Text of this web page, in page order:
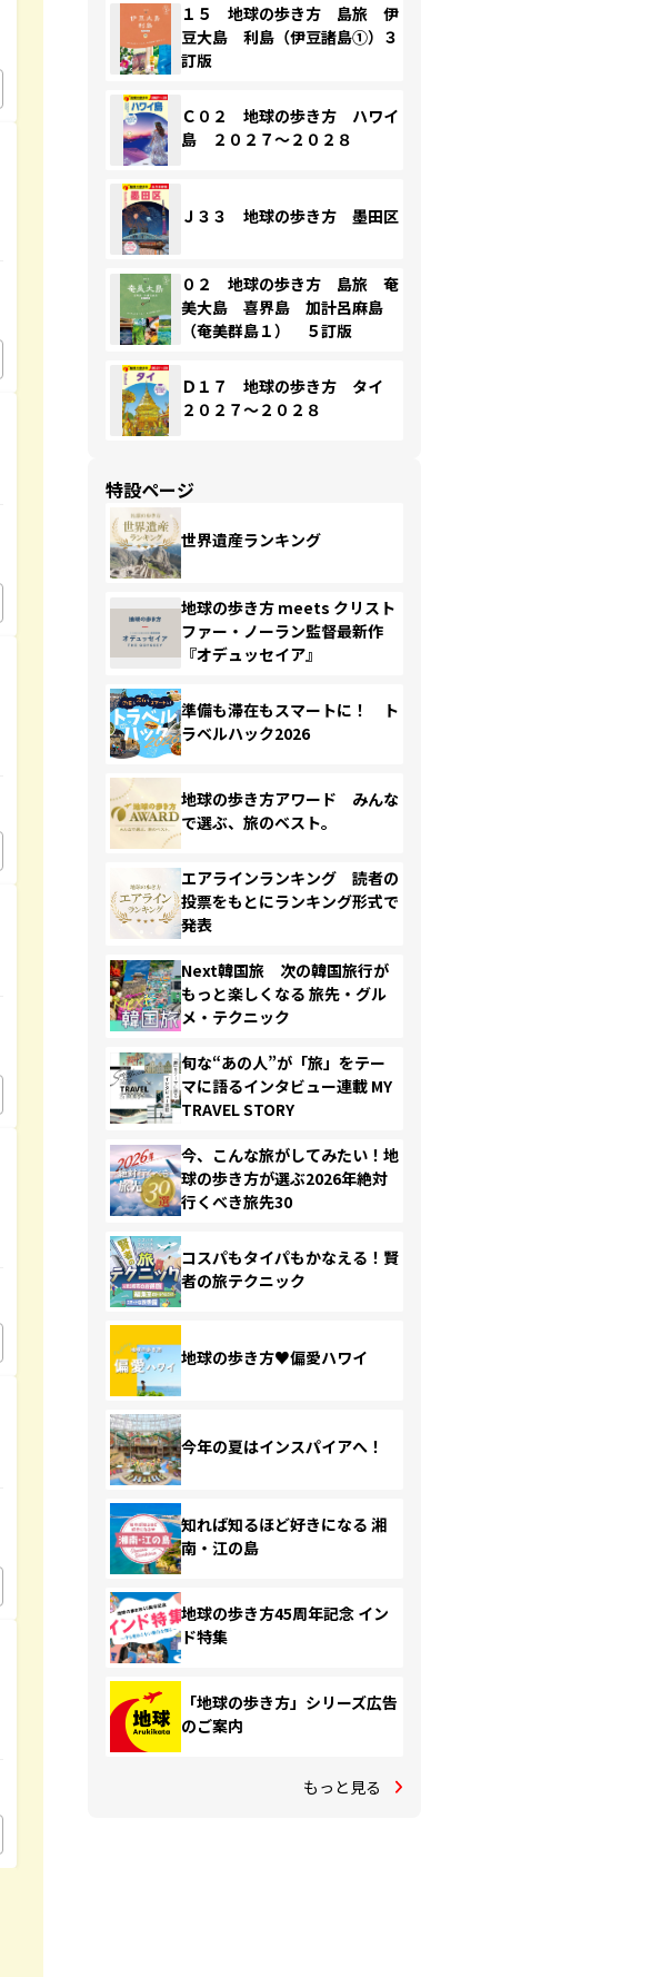
１５ 地球の歩き方 島旅 伊
豆大島 利島（伊豆諸島①）３
訂版
Ｃ０２ 地球の歩き方 ハワイ
島 ２０２７～２０２８
Ｊ３３ 地球の歩き方 墨田区
０２ 地球の歩き方 島旅 奄
美大島 喜界島 加計呂麻島
（奄美群島１） ５訂版
Ｄ１７ 地球の歩き方 タイ
２０２７～２０２８
特設ページ
世界遺産ランキング
地球の歩き方 meets クリスト
ファー・ノーラン監督最新作
『オデュッセイア』
準備も滞在もスマートに！ ト
ラベルハック2026
地球の歩き方アワード みんな
で選ぶ、旅のベスト。
エアラインランキング 読者の
投票をもとにランキング形式で
発表
Next韓国旅 次の韓国旅行が
もっと楽しくなる 旅先・グル
メ・テクニック
旬な“あの人”が「旅」をテー
マに語るインタビュー連載 MY
TRAVEL STORY
今、こんな旅がしてみたい！地
球の歩き方が選ぶ2026年絶対
行くべき旅先30
コスパもタイパもかなえる！賢
者の旅テクニック
地球の歩き方♥偏愛ハワイ
今年の夏はインスパイアへ！
知れば知るほど好きになる 湘
南・江の島
地球の歩き方45周年記念 イン
ド特集
「地球の歩き方」シリーズ広告
のご案内
もっと見る